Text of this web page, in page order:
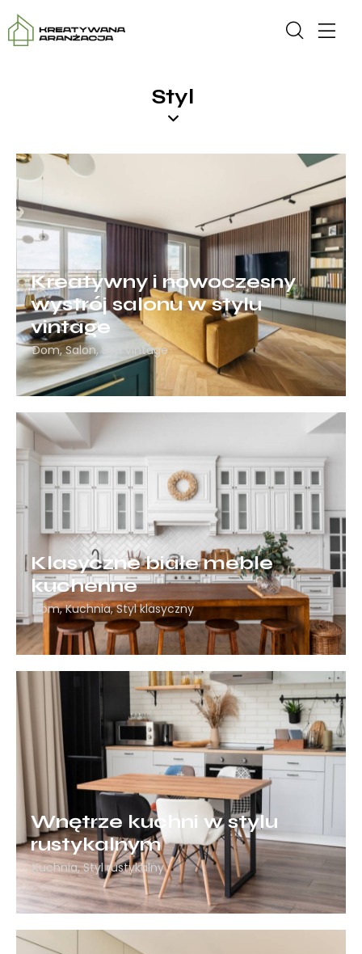
Styl
Kreatywny i nowoczesny
wystrój salonu w stylu
vintage
Dom,Salon,Styl vintage
Klasyczne białe meble
kuchenne
Dom,Kuchnia,Styl klasyczny
Wnętrze kuchni w stylu
rustykalnym
Kuchnia,Styl rustykalny